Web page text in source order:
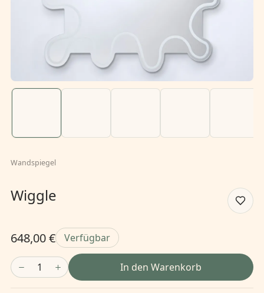
Wandspiegel
Wiggle
648,00 € Verfügbar
1 In den Warenkorb